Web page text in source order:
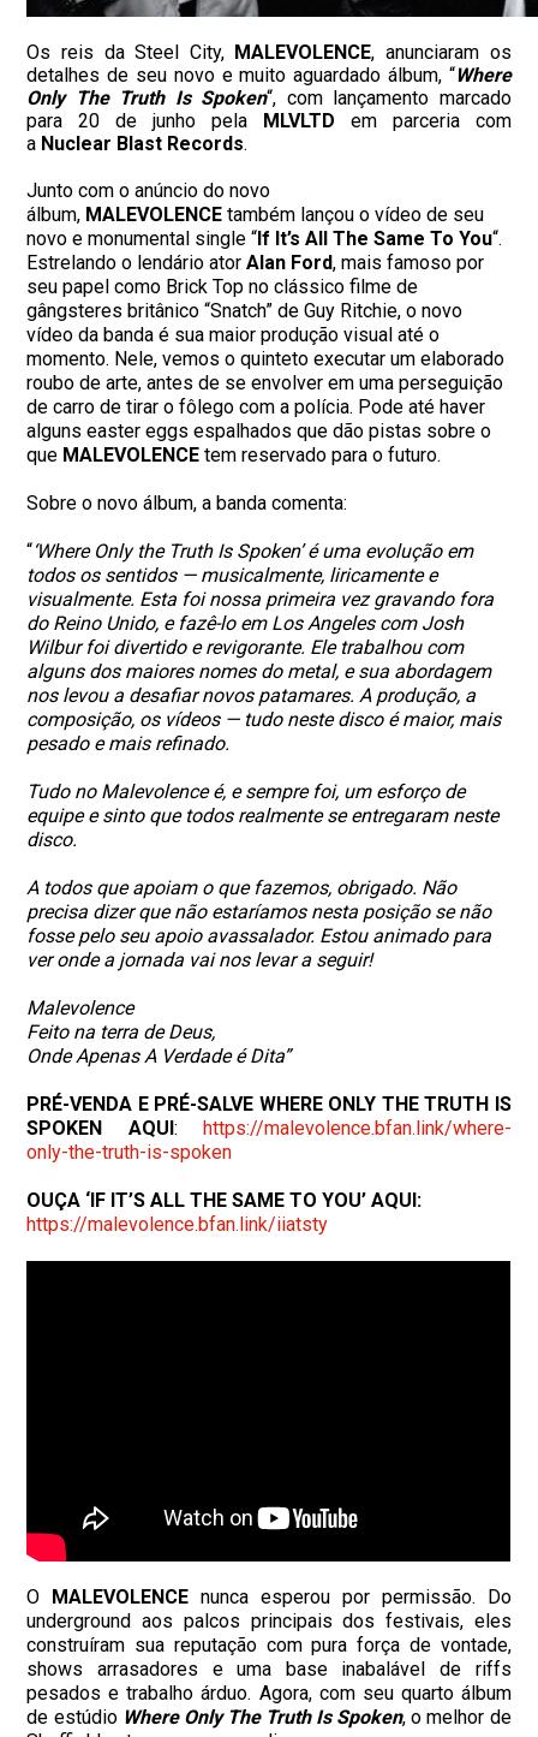
Os reis da Steel City, MALEVOLENCE, anunciaram os
detalhes de seu novo e muito aguardado álbum, “Where
Only The Truth Is Spoken“, com lançamento marcado
para 20 de junho pela MLVLTD em parceria com
a Nuclear Blast Records.
Junto com o anúncio do novo
álbum, MALEVOLENCE também lançou o vídeo de seu
novo e monumental single “If It’s All The Same To You“.
Estrelando o lendário atorAlan Ford, mais famoso por
seu papel como Brick Top no clássico filme de
gângsteres britânico “Snatch” de Guy Ritchie, o novo
vídeo da banda é sua maior produção visual até o
momento. Nele, vemos o quinteto executar um elaborado
roubo de arte, antes de se envolver em uma perseguição
de carro de tirar o fôlego com a polícia. Pode até haver
alguns easter eggs espalhados que dão pistas sobre o
que MALEVOLENCE tem reservado para o futuro.
Sobre o novo álbum, a banda comenta:
“‘Where Only the Truth Is Spoken’ é uma evolução em
todos os sentidos — musicalmente, liricamente e
visualmente. Esta foi nossa primeira vez gravando fora
do Reino Unido, e fazê-lo em Los Angeles com Josh
Wilbur foi divertido e revigorante. Ele trabalhou com
alguns dos maiores nomes do metal, e sua abordagem
nos levou a desafiar novos patamares. A produção, a
composição, os vídeos — tudo neste disco é maior, mais
pesado e mais refinado.
Tudo no Malevolence é, e sempre foi, um esforço de
equipe e sinto que todos realmente se entregaram neste
disco.
A todos que apoiam o que fazemos, obrigado. Não
precisa dizer que não estaríamos nesta posição se não
fosse pelo seu apoio avassalador. Estou animado para
ver onde a jornada vai nos levar a seguir!
Malevolence
Feito na terra de Deus,
Onde Apenas A Verdade é Dita”
PRÉ-VENDA E PRÉ-SALVE WHERE ONLY THE TRUTH IS
SPOKEN AQUI: https://malevolence.bfan.link/where-
only-the-truth-is-spoken
OUÇA ‘IF IT’S ALL THE SAME TO YOU’ AQUI:
https://malevolence.bfan.link/iiatsty
O MALEVOLENCE nunca esperou por permissão. Do
underground aos palcos principais dos festivais, eles
construíram sua reputação com pura força de vontade,
shows arrasadores e uma base inabalável de riffs
pesados e trabalho árduo. Agora, com seu quarto álbum
de estúdio Where Only The Truth Is Spoken, o melhor de